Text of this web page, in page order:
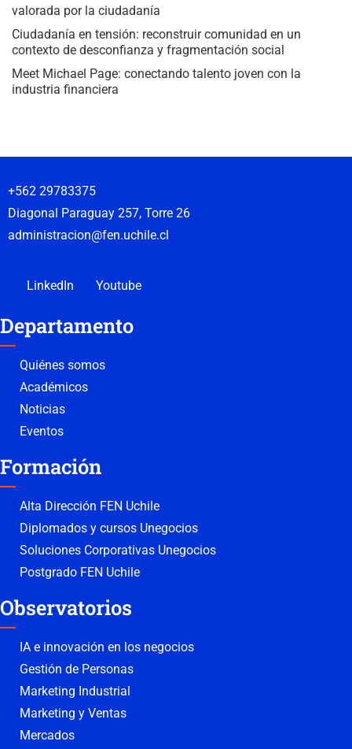
valorada por la ciudadanía
Ciudadanía en tensión: reconstruir comunidad en un
contexto de desconfianza y fragmentación social
Meet Michael Page: conectando talento joven con la
industria financiera
+562 29783375
Diagonal Paraguay 257, Torre 26
administracion@fen.uchile.cl
LinkedIn Youtube
Departamento
Quiénes somos
Académicos
Noticias
Eventos
Formación
Alta Dirección FEN Uchile
Diplomados y cursos Unegocios
Soluciones Corporativas Unegocios
Postgrado FEN Uchile
Observatorios
IA e innovación en los negocios
Gestión de Personas
Marketing Industrial
Marketing y Ventas
Mercados